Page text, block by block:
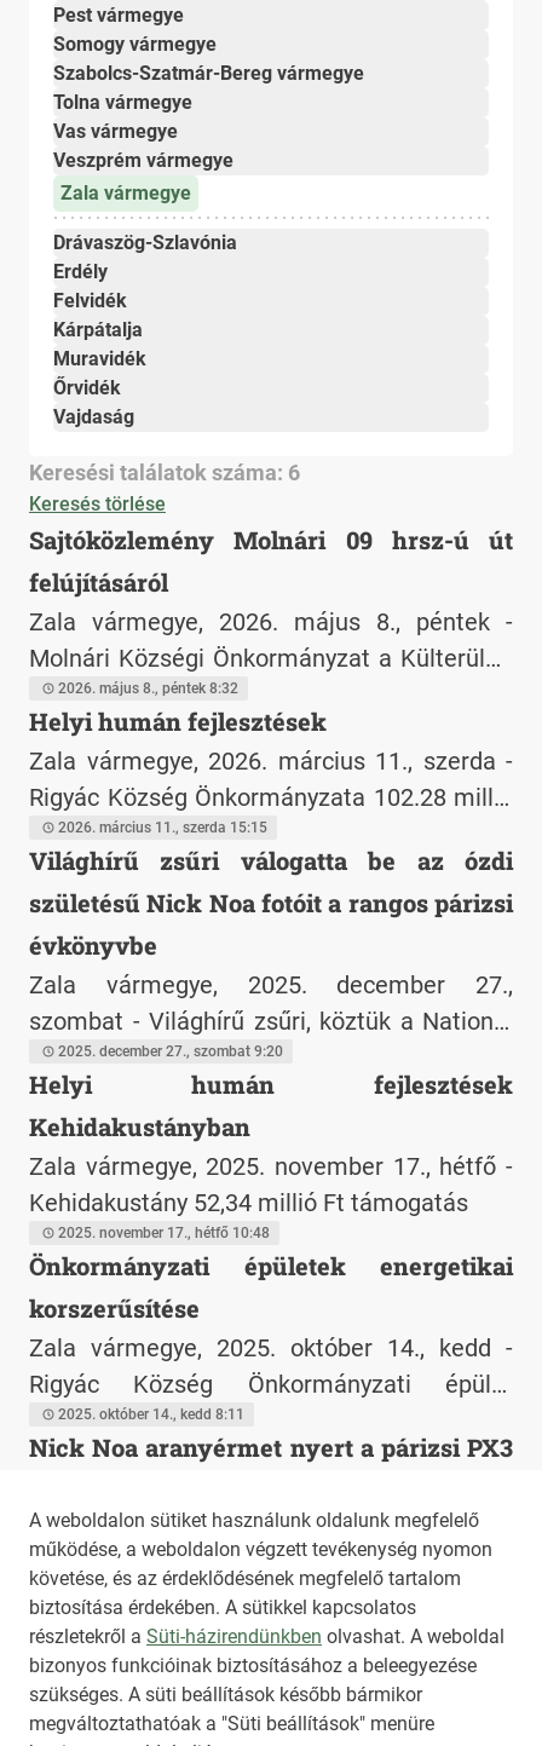
A weboldalon sütiket használunk oldalunk megfelelő
működése, a weboldalon végzett tevékenység nyomon
követése, és az érdeklődésének megfelelő tartalom
biztosítása érdekében. A sütikkel kapcsolatos
részletekről a Süti-házirendünkben olvashat. A weboldal
bizonyos funkcióinak biztosításához a beleegyezése
szükséges. A süti beállítások később bármikor
megváltoztathatóak a "Süti beállítások" menüre
Pest vármegye
Somogy vármegye
Szabolcs-Szatmár-Bereg vármegye
Tolna vármegye
Vas vármegye
Veszprém vármegye
Zala vármegye
Drávaszög-Szlavónia
Erdély
Felvidék
Kárpátalja
Muravidék
Őrvidék
Vajdaság
Keresési találatok száma: 6
Keresés törlése
Sajtóközlemény Molnári 09 hrsz-ú út
felújításáról
Zala vármegye, 2026. május 8., péntek -
Molnári Községi Önkormányzat a Külterületi
utak felújítása KAP-RD43-1-25 kódszámú
pályázaton támogatást nyert el a Molnári 09
hrsz-ú külterületi út felújítására
2026. május 8., péntek 8:32
Helyi humán fejlesztések
Zala vármegye, 2026. március 11., szerda -
Rigyác Község Önkormányzata 102.28 millió
forint vissza nem térítendő európai uniós
támogatást nyert el a Széchenyi Terv Plusz
program keretében, a TOP_PLUSZ-3.1.3-23-
ZA1-2024-00002 azonosítójú projekttel a
helyi humán fejlesztések, illetve programok
megvalósítására.
2026. március 11., szerda 15:15
Világhírű zsűri válogatta be az ózdi
születésű Nick Noa fotóit a rangos párizsi
évkönyvbe
Zala vármegye, 2025. december 27.,
szombat - Világhírű zsűri, köztük a National
Geographic és a Forbes szakembereinek
döntése alapján az ózdi születésű Nick Noa
két fotója is bekerült a rangos párizsi PX3
fotóművészeti évkönyvbe.
2025. december 27., szombat 9:20
Helyi humán fejlesztések
Kehidakustányban
Zala vármegye, 2025. november 17., hétfő -
Kehidakustány 52,34 millió Ft támogatás
2025. november 17., hétfő 10:48
Önkormányzati épületek energetikai
korszerűsítése
Zala vármegye, 2025. október 14., kedd -
Rigyác Község Önkormányzati épület
energetikai korszerűsítése
2025. október 14., kedd 8:11
Nick Noa aranyérmet nyert a párizsi PX3
Zala vármegye, 2025. szeptember 17.,
szerda - Az ózdi születésű Nick Noa Gold
díjat nyert a Prix de la Photographie Paris
2025 fotóversenyen, míg másik képe, a
"Raven", tiszteletbeli említést kapott.
2025. szeptember 17., szerda 18:32
HIRADO.HU MEDIAKLIKK.HU
M4SPORT.HU NEMZETISPORT.HU